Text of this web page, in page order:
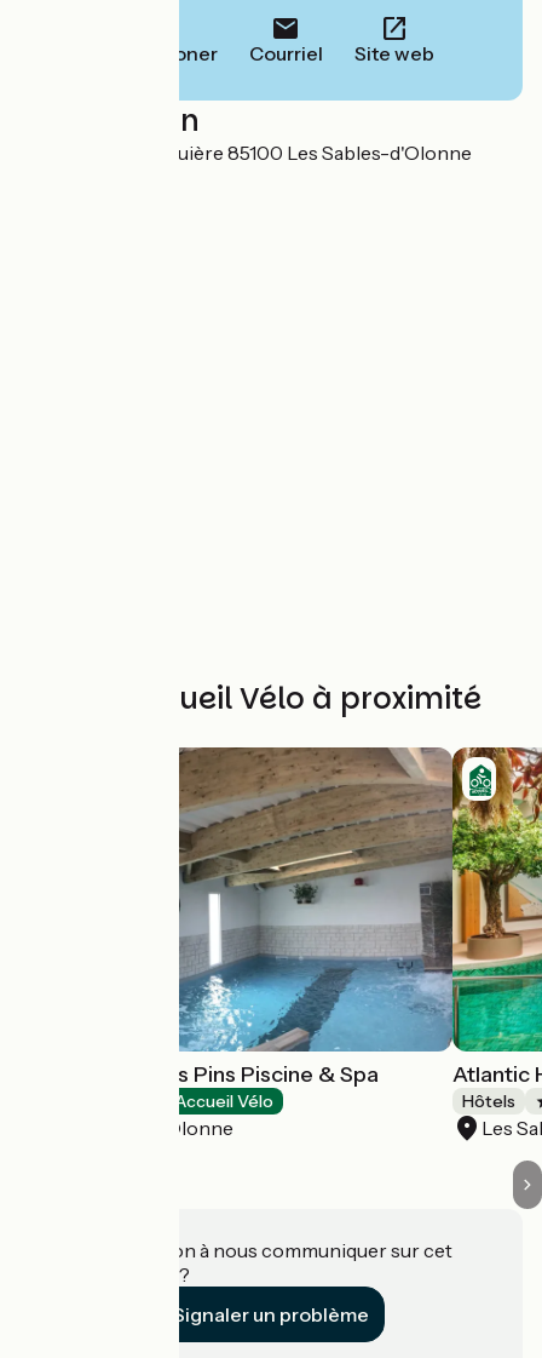
Téléphoner Courriel Site web
Localisation
131 voie de la Bauquière 85100 Les Sables-d'Olonne
Autres Accueil Vélo à proximité
Hôtel Calme des Pins Piscine & Spa
Accueil Vélo
Les Sables-d'Olonne
Atlantic
Hôtels
Les
Une information à nous communiquer sur cet
établissement ?
Signaler un problème